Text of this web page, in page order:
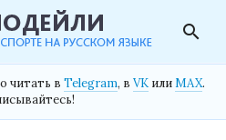
search
читать в Telegram, в VK илиMAX.